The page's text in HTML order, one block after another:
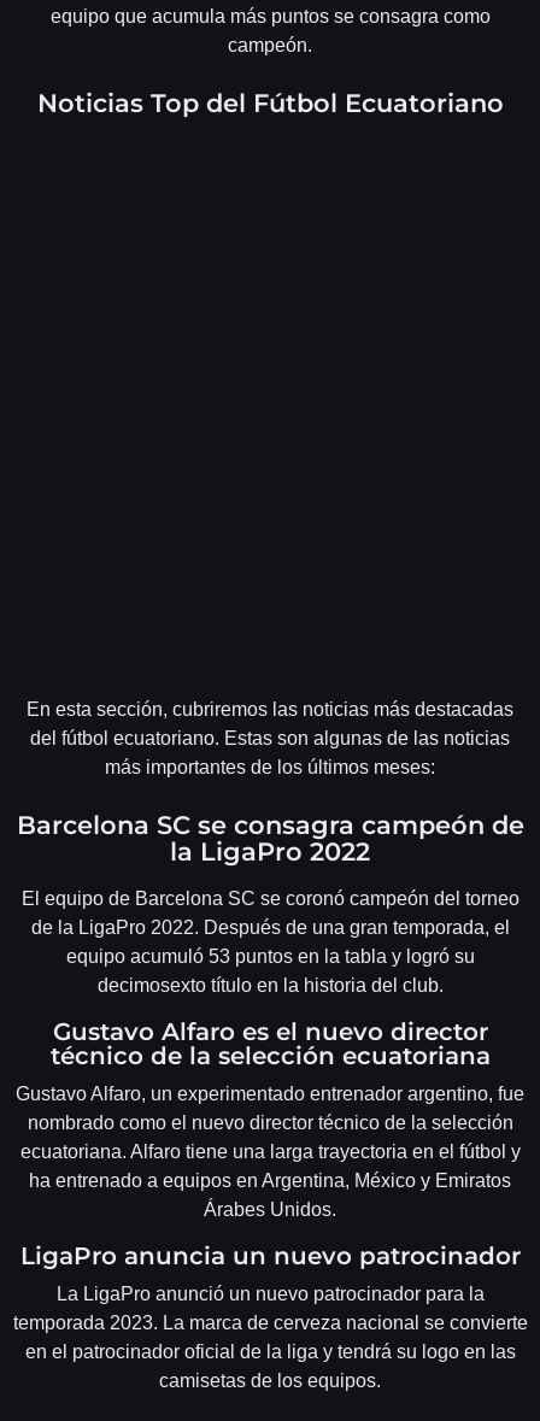
equipo que acumula más puntos se consagra como
campeón.
Noticias Top del Fútbol Ecuatoriano
En esta sección, cubriremos las noticias más destacadas
del fútbol ecuatoriano. Estas son algunas de las noticias
más importantes de los últimos meses:
Barcelona SC se consagra campeón de
la LigaPro 2022
El equipo de Barcelona SC se coronó campeón del torneo
de la LigaPro 2022. Después de una gran temporada, el
equipo acumuló 53 puntos en la tabla y logró su
decimosexto título en la historia del club.
Gustavo Alfaro es el nuevo director
técnico de la selección ecuatoriana
Gustavo Alfaro, un experimentado entrenador argentino, fue
nombrado como el nuevo director técnico de la selección
ecuatoriana. Alfaro tiene una larga trayectoria en el fútbol y
ha entrenado a equipos en Argentina, México y Emiratos
Árabes Unidos.
LigaPro anuncia un nuevo patrocinador
La LigaPro anunció un nuevo patrocinador para la
temporada 2023. La marca de cerveza nacional se convierte
en el patrocinador oficial de la liga y tendrá su logo en las
camisetas de los equipos.